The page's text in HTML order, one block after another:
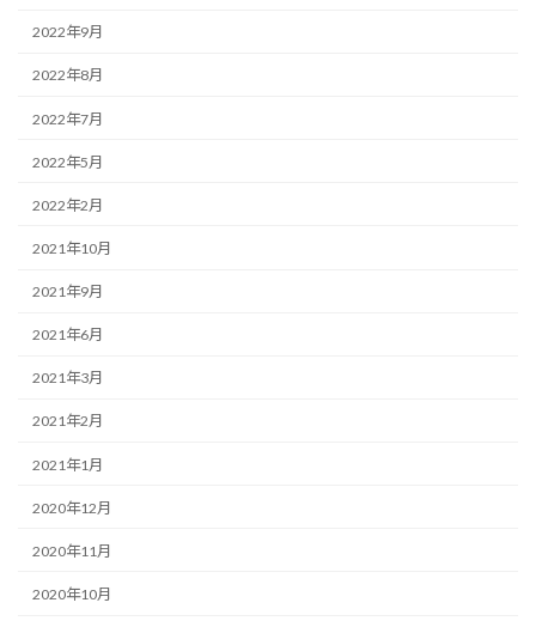
2022年9月
2022年8月
2022年7月
2022年5月
2022年2月
2021年10月
2021年9月
2021年6月
2021年3月
2021年2月
2021年1月
2020年12月
2020年11月
2020年10月